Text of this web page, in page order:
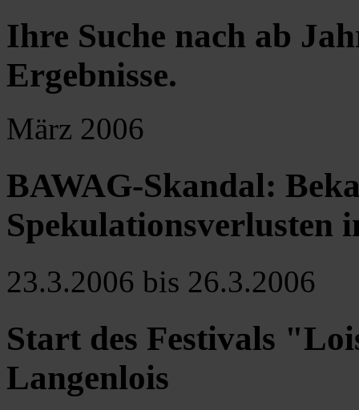
Ihre Suche nach ab
Ergebnisse.
März 2006
BAWAG-Skandal:
Spekulationsverlusten
23.3.2006 bis 26.3.2006
Start des Festivals
Langenlois